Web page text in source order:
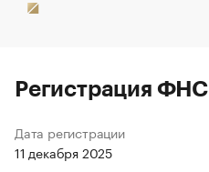
Регистрация ФНС
Дата регистрации
11 декабря 2025